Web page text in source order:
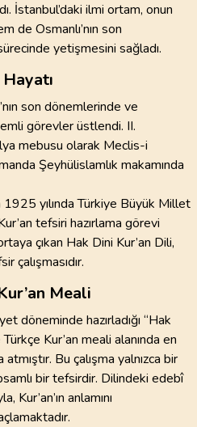
İstanbul’daki ilmi ortam, onun
de Osmanlı’nın son
yetişmesini sağladı.
son dönemlerinde ve
görevler üstlendi. II.
mebusu olarak Meclis-i
Şeyhülislamlık makamında
1925 yılında Türkiye Büyük Millet
tefsiri hazırlama görevi
çıkan Hak Dini Kur’an Dili,
çalışmasıdır.
Meali
döneminde hazırladığı “Hak
Kur’an meali alanında en
Bu çalışma yalnızca bir
bir tefsirdir. Dilindeki edebî
Kur’an’ın anlamını